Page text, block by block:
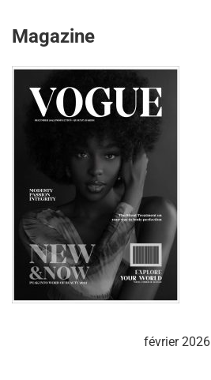
Magazine
février 2026